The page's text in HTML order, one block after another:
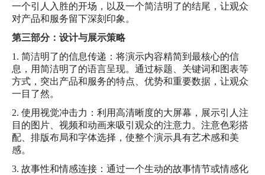
一个引人入胜的开场，以及一个简洁明了的结尾，让观众
对产品和服务留下深刻印象。
第三部分：设计与展示策略
1. 简洁明了的信息传递：将演示内容精简到最核心的信
息，用简洁明了的语言呈现。通过标题、关键词和图表等
方式，突出产品和服务的特点、优势和重要数据，让观众
一目了然。
2. 使用视觉冲击力：利用高清晰度的大屏幕，展示引人注
目的图片、视频和动画来吸引观众的注意力。注意色彩搭
配、排版布局和字体选择，使整个演示具有艺术感和美
感。
3. 故事性和情感连接：通过一个生动的故事情节或情感化